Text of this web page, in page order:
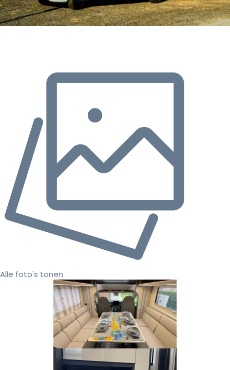
Alle foto's tonen